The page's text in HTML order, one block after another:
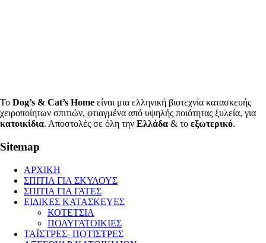
Το Dog’s & Cat’s Home είναι μια ελληνική βιοτεχνία κατασκευής
χειροποίητων σπιτιών, φτιαγμένα από υψηλής ποιότητας ξυλεία, για
κατοικίδια. Αποστολές σε όλη την Ελλάδα & το εξωτερικό.
Sitemap
ΑΡΧΙΚΗ
ΣΠΙΤΙΑ ΓΙΑ ΣΚΥΛΟΥΣ
ΣΠΙΤΙΑ ΓΙΑ ΓΑΤΕΣ
ΕΙΔΙΚΕΣ ΚΑΤΑΣΚΕΥΕΣ
ΚΟΤΕΤΣΙΑ
ΠΟΛΥΓΑΤΟΙΚΙΕΣ
ΤΑΪΣΤΡΕΣ- ΠΟΤΙΣΤΡΕΣ